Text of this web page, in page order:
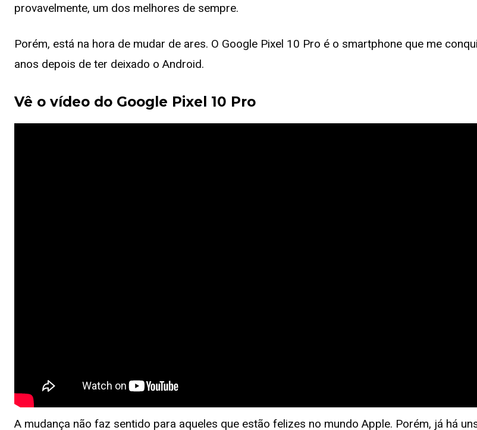
provavelmente, um dos melhores de sempre.
Porém, está na hora de mudar de ares. O Google Pixel 10 Pro é o smartphone que me
anos depois de ter deixado o Android.
Vê o vídeo do Google Pixel 10 Pro
A mudança não faz sentido para aqueles que estão felizes no mundo Apple. Porém, já há